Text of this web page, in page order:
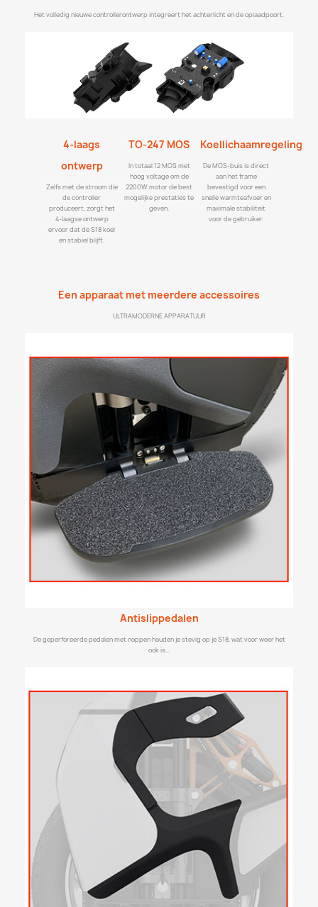
Het volledig nieuwe controllerontwerp integreert het achterlicht en de oplaadpoort.
4-laags
ontwerp
Zelfs met de stroom die
de controller
produceert, zorgt het
4-laagse ontwerp
ervoor dat de S18 koel
en stabiel blijft.
TO-247 MOS
In totaal 12 MOS met
hoog voltage om de
2200W motor de best
mogelijke prestaties te
geven.
Koellichaamregeling
De MOS-buis is direct
aan het frame
bevestigd voor een
snelle warmteafvoer en
maximale stabiliteit
voor de gebruiker.
Een apparaat met meerdere accessoires
ULTRAMODERNE APPARATUUR
Antislippedalen
De geperforeerde pedalen met noppen houden je stevig op je S18, wat voor weer het
ook is...